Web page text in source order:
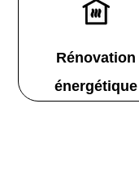
Rénovation
énergétique